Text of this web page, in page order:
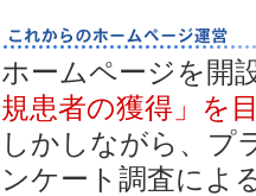
ホームページを開
規患者の獲得」を
しかしながら、プ
ンケート調査によ